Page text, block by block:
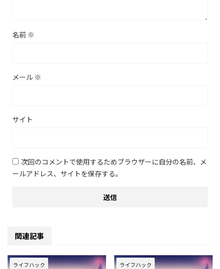
名前 ※
メール ※
サイト
次回のコメントで使用するためブラウザーに自分の名前、メ
ールアドレス、サイトを保存する。
関連記事
ライフハック ライフハック